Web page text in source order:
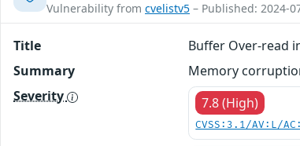
Vulnerability from cvelistv5 – Published: 2024-
Title
Buffer Over-read
Summary
Memory
Severity
7.8 (High)
CVSS:3.1/AV:L/